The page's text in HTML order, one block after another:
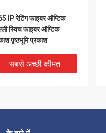
IP रेटिंग फाइबर ऑप्टिक
स्विच फाइबर ऑप्टिक
पृष्ठभूमि प्रकाश
सबसे अच्छी कीमत